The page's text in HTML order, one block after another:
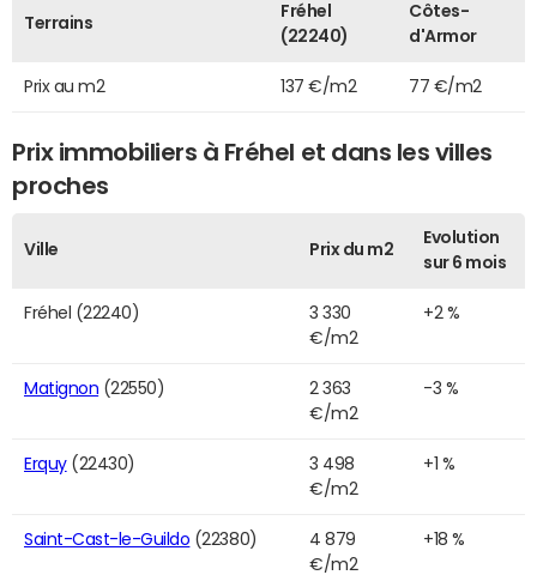
Terrains
Fréhel
(22240)
Côtes-
d'Armor
Prix au m2 137 €/m2 77 €/m2
Prix immobiliers à Fréhel et dans les villes
proches
Ville Prix du m2
Evolution
sur 6 mois
Fréhel (22240)
3 330
€/m2
+2 %
Matignon (22550)
2 363
€/m2
-3 %
Erquy(22430)
3 498
€/m2
+1 %
Saint-Cast-le-Guildo (22380)
4 879
€/m2
+18 %